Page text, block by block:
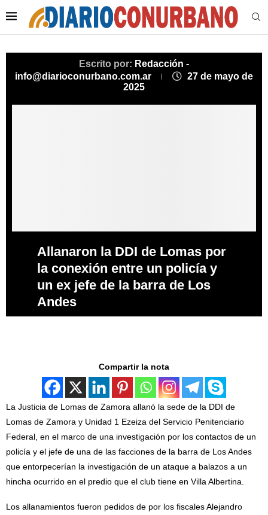
Escrito por: Redacción -
info@diarioconurbano.com.ar
27 de mayo de
2025
Allanaron la DDI de Lomas por
la conexión entre un policía y
un ex jefe de la barra de Los
Andes
Compartir la nota
La Justicia de Lomas de Zamora allanó la sede de la DDI de
Lomas de Zamora y Unidad 1 Ezeiza del Servicio Penitenciario
Federal, en el marco de una investigación por los contactos de un
policía y el jefe de una de las facciones de la barra de Los Andes
que entorpecerían la investigación de un ataque a balazos a un
hincha ocurrido en el predio que el club tiene en Villa Albertina.
Los allanamientos fueron pedidos de por los fiscales Alejandro